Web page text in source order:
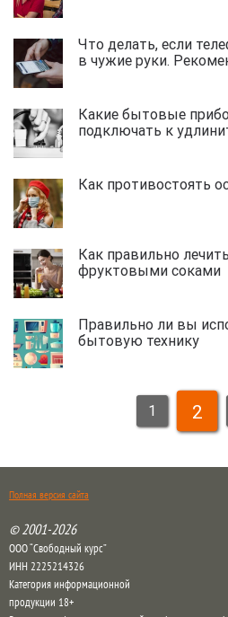
Что делать, если
в чужие руки.
Какие бытовые
подключать к
Как противостоять
Как правильно
фруктовыми соками
Правильно ли вы
бытовую технику
1 2
Полная версия сайта
© 2001-2026
ООО “Свободный курс”
ИНН 2225214326
Категория информационной
продукции 18+